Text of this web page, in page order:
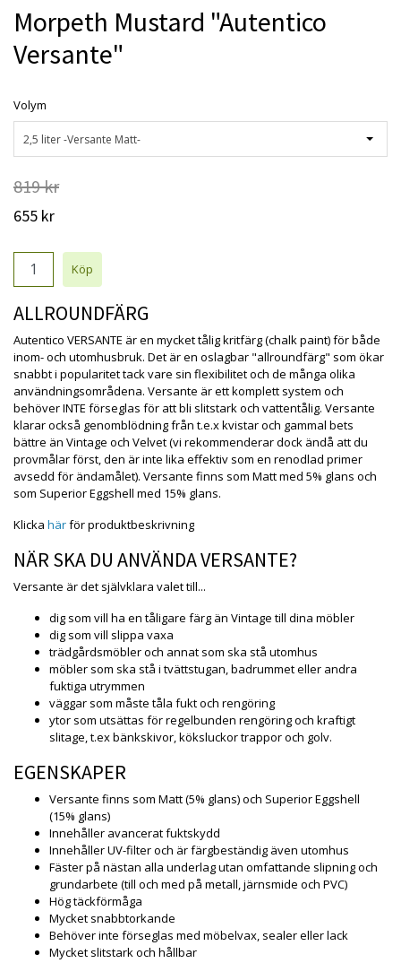
Morpeth Mustard "Autentico
Versante"
Volym
2,5 liter -Versante Matt-
819 kr
655 kr
ALLROUNDFÄRG
Autentico VERSANTE är en mycket tålig kritfärg (chalk paint) för både
inom- och utomhusbruk. Det är en oslagbar "allroundfärg" som ökar
snabbt i popularitet tack vare sin flexibilitet och de många olika
användningsområdena. Versante är ett komplett system och
behöver INTE förseglas för att bli slitstark och vattentålig. Versante
klarar också genomblödning från t.e.x kvistar och gammal bets
bättre än Vintage och Velvet (vi rekommenderar dock ändå att du
provmålar först, den är inte lika effektiv som en renodlad primer
avsedd för ändamålet). Versante finns som Matt med 5% glans och
som Superior Eggshell med 15% glans.
Klicka härför produktbeskrivning
NÄR SKA DU ANVÄNDA VERSANTE?
Versante är det självklara valet till...
dig som vill ha en tåligare färg än Vintage till dina möbler
dig som vill slippa vaxa
trädgårdsmöbler och annat som ska stå utomhus
möbler som ska stå i tvättstugan, badrummet eller andra
fuktiga utrymmen
väggar som måste tåla fukt och rengöring
ytor som utsättas för regelbunden rengöring och kraftigt
slitage, t.ex bänkskivor, köksluckor trappor och golv.
EGENSKAPER
Versante finns som Matt (5% glans) och Superior Eggshell
(15% glans)
Innehåller avancerat fuktskydd
Innehåller UV-filter och är färgbeständig även utomhus
Fäster på nästan alla underlag utan omfattande slipning och
grundarbete (till och med på metall, järnsmide och PVC)
Hög täckförmåga
Mycket snabbtorkande
Behöver inte förseglas med möbelvax, sealer eller lack
Mycket slitstark och hållbar